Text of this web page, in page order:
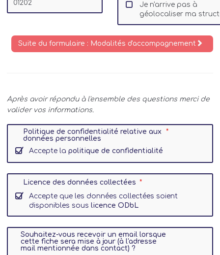
Je n'arrive pas à
géolocaliser ma
Suite du formulaire : Modalités d'accompagnement
Après avoir répondu à l'ensemble des questions merci de
valider vos informations.
Politique de confidentialité relative aux
données personnelles
Accepte la politique de confidentialité
Licence des données collectées
Accepte que les données collectées soient
disponibles sous licence ODbL
Souhaitez-vous recevoir un email lorsque
cette fiche sera mise à jour (à l'adresse
mail mentionnée dans contact) ?